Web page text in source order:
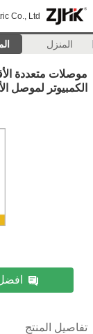
Co., Ltd.
المنزل
موصلات متعددة
الكمبيوتر لموصل الأسلاك
تفاصيل المنتج